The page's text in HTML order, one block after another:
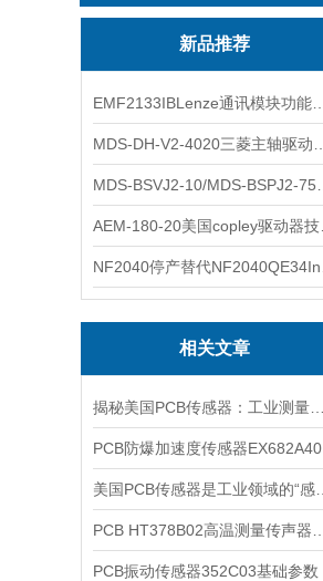
新品推荐
相关文章
PCB防爆加速度传感器EX682A40
PCB振动传感器352C03基础参数